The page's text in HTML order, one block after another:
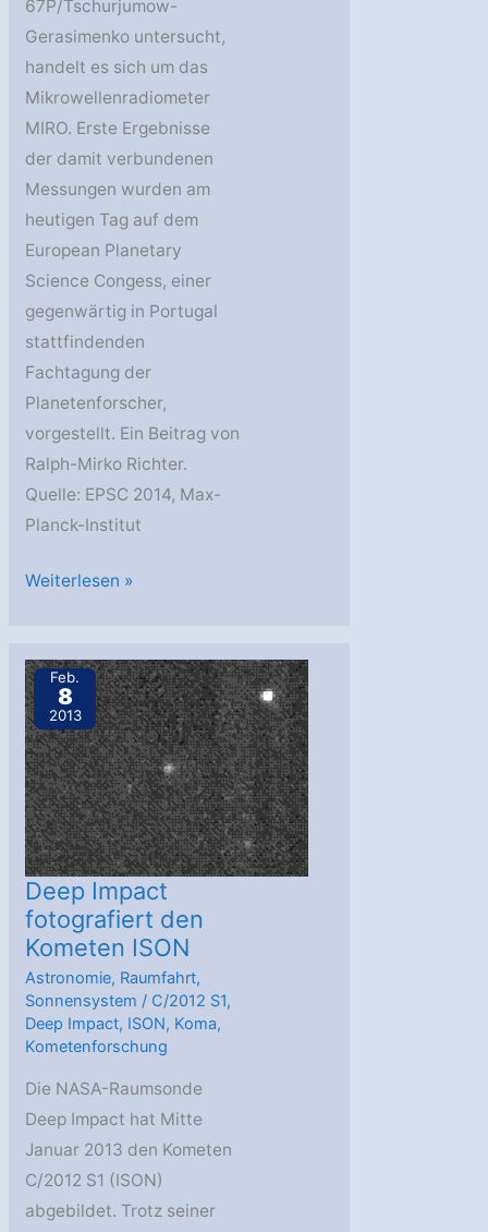
67P/Tschurjumow-
Gerasimenko untersucht,
handelt es sich um das
Mikrowellenradiometer
MIRO. Erste Ergebnisse
der damit verbundenen
Messungen wurden am
heutigen Tag auf dem
European Planetary
Science Congess, einer
gegenwärtig in Portugal
stattfindenden
Fachtagung der
Planetenforscher,
vorgestellt. Ein Beitrag von
Ralph-Mirko Richter.
Quelle: EPSC 2014, Max-
Planck-Institut
Kometensonde
Ergebnisse
von
MIRO
Weiterlesen »
Feb.
8
2013
Deep Impact
fotografiert den
Kometen ISON
Astronomie, Raumfahrt,
Sonnensystem / C/2012 S1,
Deep Impact, ISON, Koma,
Kometenforschung
Die NASA-Raumsonde
Deep Impact hat Mitte
Januar 2013 den Kometen
C/2012 S1 (ISON)
abgebildet. Trotz seiner